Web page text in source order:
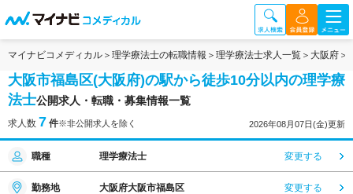
マイナビコメディカル 理学療法士の転職情報 理学療法士求人一覧 大阪府
大阪市福島区(大阪府)の駅から徒歩10分以内の理学療
法士公開求人・転職・募集情報一覧
求人数 7 件※非公開求人を除く 2026年08月07日(金)更新
職種 理学療法士 変更する
勤務地 大阪府大阪市福島区 変更する